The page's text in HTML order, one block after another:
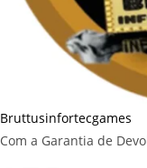
Bruttusinfortecgames
Com a Garantia de